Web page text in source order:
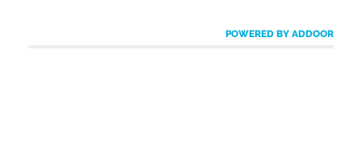
POWERED BY ADDOOR